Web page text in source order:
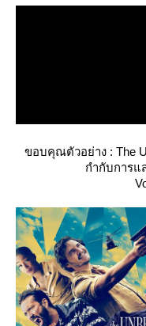
ขอบคุณตัวอย่าง : The
กำกับการแ